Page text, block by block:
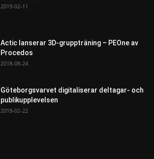
2019-02-11
Actic lanserar 3D-gruppträning – PEOne av
Procedos
2018-08-24
Göteborgsvarvet digitaliserar deltagar- och
publikupplevelsen
2018-02-22